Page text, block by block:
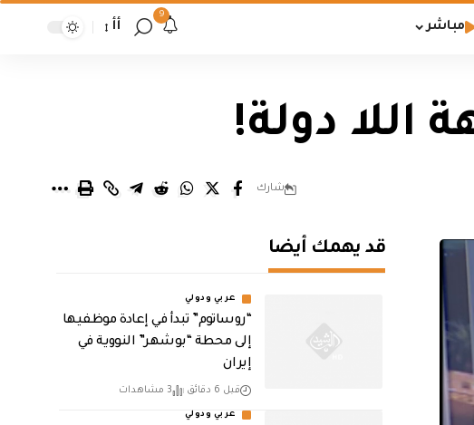
مباشر
9
أأ
اللا دولة!
شارك
قد يهمك أيضا
عربي ودولي
“روساتوم” تبدأ في إعادة موظفيها
إلى محطة “بوشهر” النووية في
إيران
قبل 6 دقائق 3 مشاهدات
عربي ودولي